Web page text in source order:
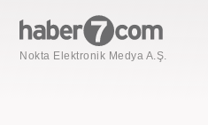
Nokta Elektronik Medya A.Ş.